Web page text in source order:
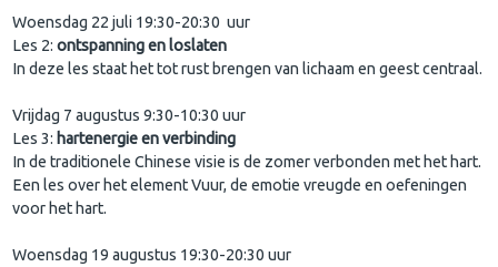
Woensdag 22 juli 19:30-20:30 uur
Les 2:ontspanning en loslaten
In deze les staat het tot rust brengen van lichaam en geest centraal.
Vrijdag 7 augustus 9:30-10:30 uur
Les 3: hartenergie en verbinding
In de traditionele Chinese visie is de zomer verbonden met het hart.
Een les over het element Vuur, de emotie vreugde en oefeningen
voor het hart.
Woensdag 19 augustus 19:30-20:30 uur